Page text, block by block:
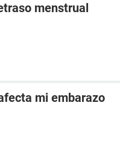
menstrual
mi embarazo